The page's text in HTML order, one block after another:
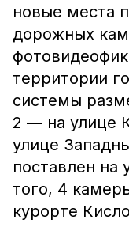
новые места
дорожных
территории
системы
2 — на улице
улице
поставлен на
того, 4
курорте